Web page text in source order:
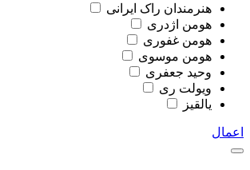
هنرمندان راک ایرانی
هومن اژدری
هومن غفوری
هومن موسوی
وحید جعفری
ویولت ری
یالقیز
اعمال